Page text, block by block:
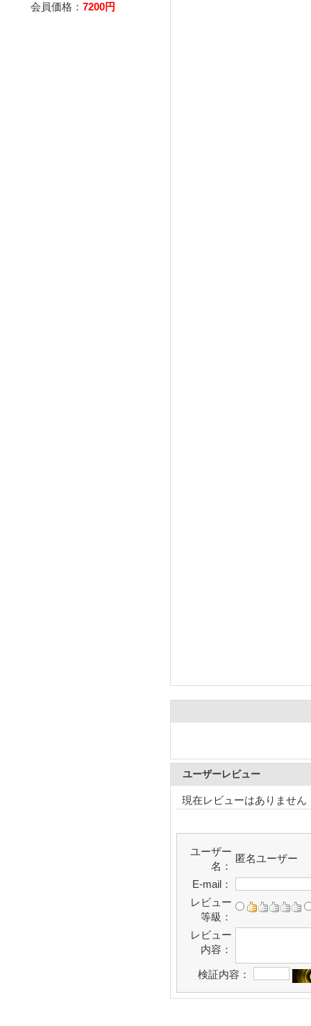
会員価格： 7200円
ユーザーレビュー
現在レビューはありません
ユーザー
名：
匿名ユーザー
E-mail：
レビュー
等級：
レビュー
内容：
検証内容：